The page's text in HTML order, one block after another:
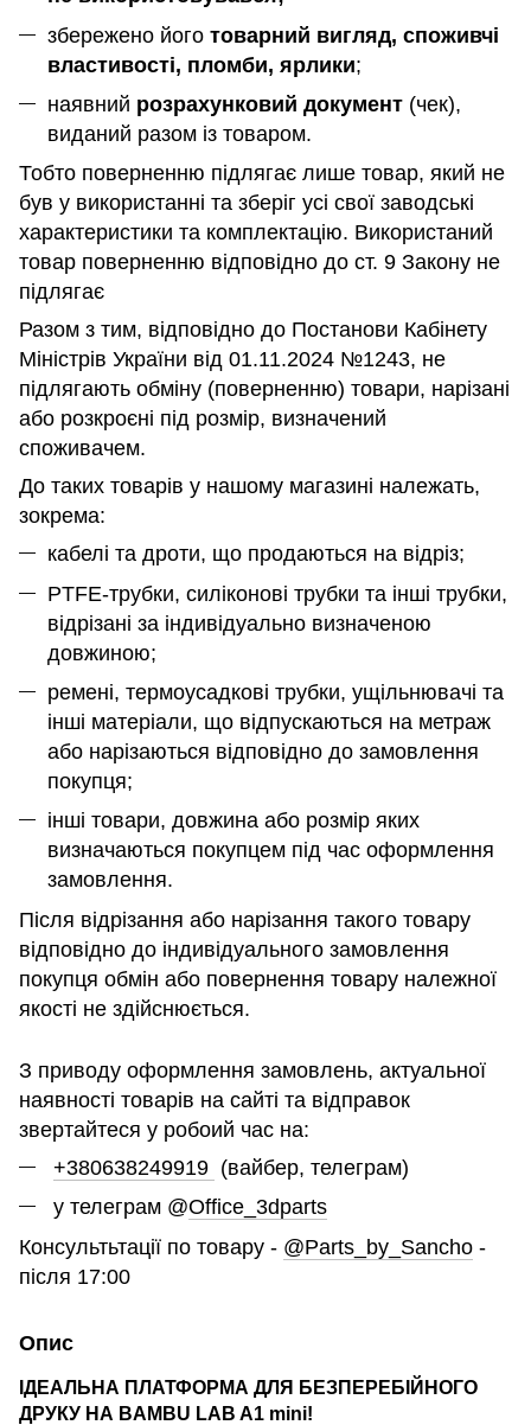
збережено його товарний вигляд, споживчі
властивості, пломби, ярлики;
наявний розрахунковий документ (чек),
виданий разом із товаром.
Тобто поверненню підлягає лише товар, який не
був у використанні та зберіг усі свої заводські
характеристики та комплектацію. Використаний
товар поверненню відповідно до ст. 9 Закону не
підлягає
Разом з тим, відповідно до Постанови Кабінету
Міністрів України від 01.11.2024 №1243, не
підлягають обміну (поверненню) товари, нарізані
або розкроєні під розмір, визначений
споживачем.
До таких товарів у нашому магазині належать,
зокрема:
кабелі та дроти, що продаються на відріз;
PTFE-трубки, силіконові трубки та інші трубки,
відрізані за індивідуально визначеною
довжиною;
ремені, термоусадкові трубки, ущільнювачі та
інші матеріали, що відпускаються на метраж
або нарізаються відповідно до замовлення
покупця;
інші товари, довжина або розмір яких
визначаються покупцем під час оформлення
замовлення.
Після відрізання або нарізання такого товару
відповідно до індивідуального замовлення
покупця обмін або повернення товару належної
якості не здійснюється.
З приводу оформлення замовлень, актуальної
наявності товарів на сайті та відправок
звертайтеся у робоий час на:
+380638249919 (вайбер, телеграм)
у телеграм @Office_3dparts
Консультьтації по товару - @Parts_by_Sancho -
після 17:00
Опис
ІДЕАЛЬНА ПЛАТФОРМА ДЛЯ БЕЗПЕРЕБІЙНОГО
ДРУКУ НА BAMBU LAB A1 mini!